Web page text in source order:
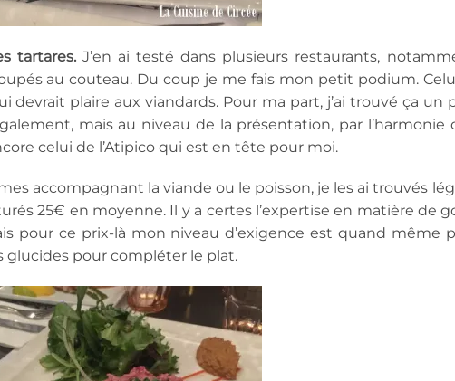
tartares. J’en ai testé dans plusieurs restaurants,
au couteau. Du coup je me fais mon petit podium.
plaire aux viandards. Pour ma part, j’ai trouvé ça un
mais au niveau de la présentation, par l’harmonie
celui de l’Atipico qui est en tête pour moi.
accompagnant la viande ou le poisson, je les ai trouvés
25€ en moyenne. Il y a certes l’expertise en matière de
pour ce prix-là mon niveau d’exigence est quand même
glucides pour compléter le plat.